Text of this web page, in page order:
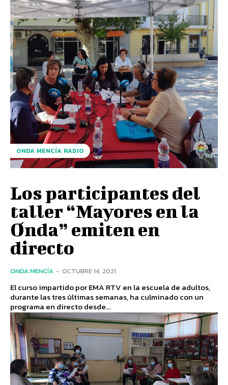
ONDA MENCÍA RADIO
Los participantes del
taller “Mayores en la
Onda” emiten en
directo
ONDA MENCÍA - OCTUBRE 14, 2021
El curso impartido por EMA RTV en la escuela de adultos,
durante las tres últimas semanas, ha culminado con un
programa en directo desde...